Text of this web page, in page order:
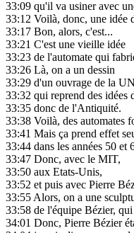
33:09 qu'il va usiner avec
33:12 Voilà, donc, une idée
33:17 Bon, alors, c'est...
33:21 C'est une vieille idée
33:23 de l'automate qui
33:26 Là, on a un dessin
33:29 d'un ouvrage de la
33:32 qui reprend des
33:35 donc de l'Antiquité.
33:38 Voilà, des automates
33:41 Mais ça prend effet
33:44 dans les années 50 et
33:47 Donc, avec le MIT,
33:50 aux Etats-Unis,
33:52 et puis avec Pierre
33:55Alors, on a une
33:58 de l'équipe Bézier,
34:01 Donc, Pierre Bézier